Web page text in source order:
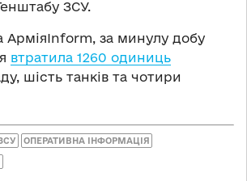
ЗСУ.
АрміяInform, за минулу добу
втратила 1260 одиниць
шість танків та чотири
ОПЕРАТИВНА ІНФОРМАЦІЯ